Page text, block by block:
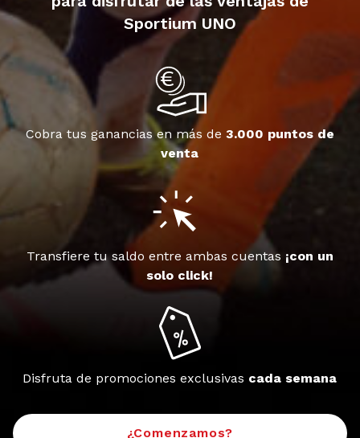
Sportium UNO
Cobra tus ganancias en más de 3.000 puntos de
venta
Transfiere tu saldo entre ambas cuentas ¡con un
solo click!
Disfruta de promociones exclusivas cada semana
¿Comenzamos?